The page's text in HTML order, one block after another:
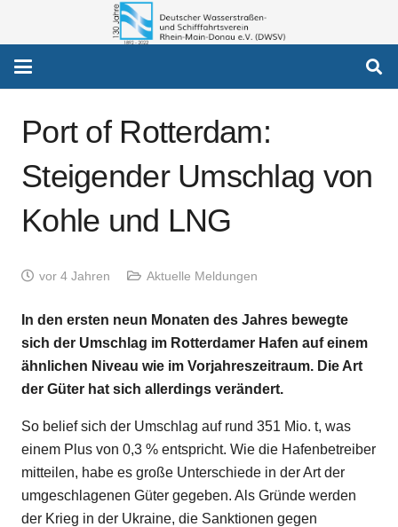
Port of Rotterdam:
Steigender Umschlag von
Kohle und LNG
vor 4 Jahren Aktuelle Meldungen
In den ersten neun Monaten des Jahres bewegte
sich der Umschlag im Rotterdamer Hafen auf einem
ähnlichen Niveau wie im Vorjahreszeitraum. Die Art
der Güter hat sich allerdings verändert.
So belief sich der Umschlag auf rund 351 Mio. t, was
einem Plus von 0,3 % entspricht. Wie die Hafenbetreiber
mitteilen, habe es große Unterschiede in der Art der
umgeschlagenen Güter gegeben. Als Gründe werden
der Krieg in der Ukraine, die Sanktionen gegen